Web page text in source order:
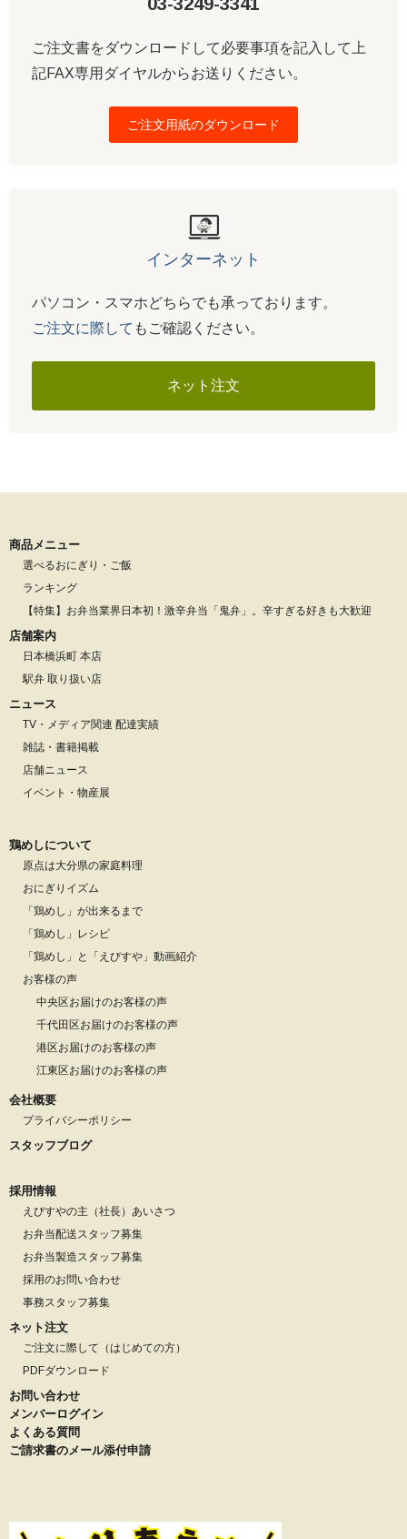
ご注文書をダウンロードして必要事項を記入して上
記FAX専用ダイヤルからお送りください。
ご注文用紙のダウンロード
インターネット
パソコン・スマホどちらでも承っております。
ご注文に際して もご確認ください。
ネット注文
商品メニュー
選べるおにぎり・ご飯
ランキング
【特集】お弁当業界日本初！激辛弁当「鬼弁」。辛すぎる好きも大歓迎
店舗案内
日本橋浜町 本店
駅弁 取り扱い店
ニュース
TV・メディア関連 配達実績
雑誌・書籍掲載
店舗ニュース
イベント・物産展
鶏めしについて
原点は大分県の家庭料理
おにぎりイズム
「鶏めし」が出来るまで
「鶏めし」レシピ
「鶏めし」と「えびすや」動画紹介
お客様の声
中央区お届けのお客様の声
千代田区お届けのお客様の声
港区お届けのお客様の声
江東区お届けのお客様の声
会社概要
プライバシーポリシー
スタッフブログ
採用情報
えびすやの主（社長）あいさつ
お弁当配送スタッフ募集
お弁当製造スタッフ募集
採用のお問い合わせ
事務スタッフ募集
ネット注文
ご注文に際して（はじめての方）
PDFダウンロード
お問い合わせ
メンバーログイン
よくある質問
ご請求書のメール添付申請